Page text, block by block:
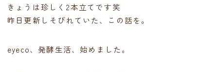
きょうは珍しく2本立てです笑
昨日更新しそびれていた、この話を。
eyeco、発酵生活、始めました。